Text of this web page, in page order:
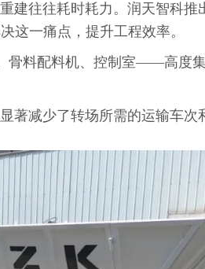
建往往耗时耗力。润天智科推
这一痛点，提升工程效率。
骨料配料机、控制室——高度
著减少了转场所需的运输车次